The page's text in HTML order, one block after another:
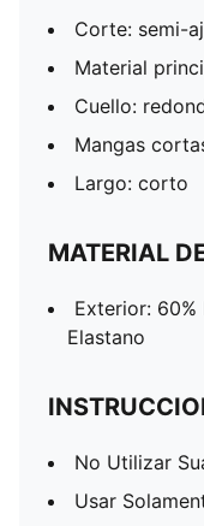
Corte: semi-
Material
Cuello:
Mangas
Largo: corto
MATERIAL
Exterior: 60%
Elastano
No Utilizar
Usar